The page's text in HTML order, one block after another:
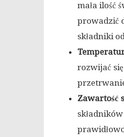
mała ilość
prowadzić
składniki
rozwijać
Zawartość